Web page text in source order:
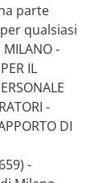
parte
qualsiasi
MILANO -
IL
-
DI
-